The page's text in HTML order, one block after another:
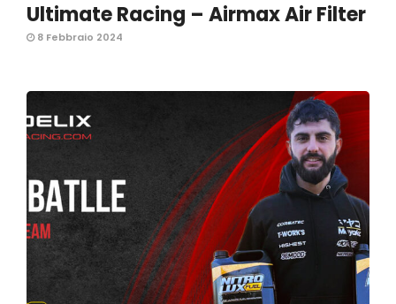
Ultimate Racing – Airmax Air Filter
8 Febbraio 2024